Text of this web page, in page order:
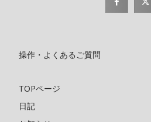
操作・よくあるご質問
TOPページ
日記